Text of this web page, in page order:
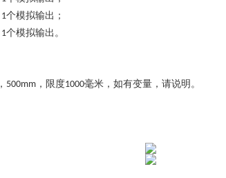
1个模拟输出；
1个模拟输出。
， 500mm ， 限度1000毫米， 如有变量，请说明。